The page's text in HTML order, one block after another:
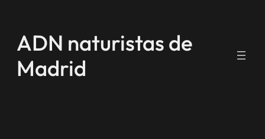
contenido
ADN naturistas de
Madrid